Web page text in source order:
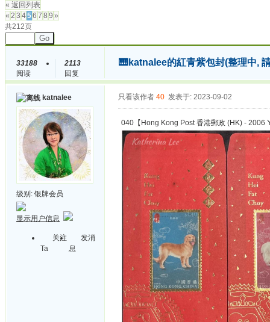
« 返回列表
« 2 3 456 7 8 9 »
共212页
Go
33188
阅读
2113
回复
🎹katnalee的紅青紫包封(整理中,
katnalee
级别: 银牌会员
显示用户信息
关注
Ta
发消
息
只看该作者 40 发表于: 2023-09-02
040【Hong Kong Post 香港郵政 (HK) - 2006